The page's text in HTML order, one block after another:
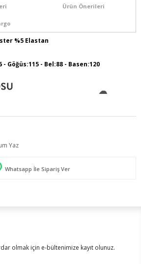
Ürün Önerileri
%5 Elastan
Göğüs:115 - Bel:88 - Basen:120
Yaz
Whatsapp İle Sipariş Ver
olmak için e-bültenimize kayıt olunuz.